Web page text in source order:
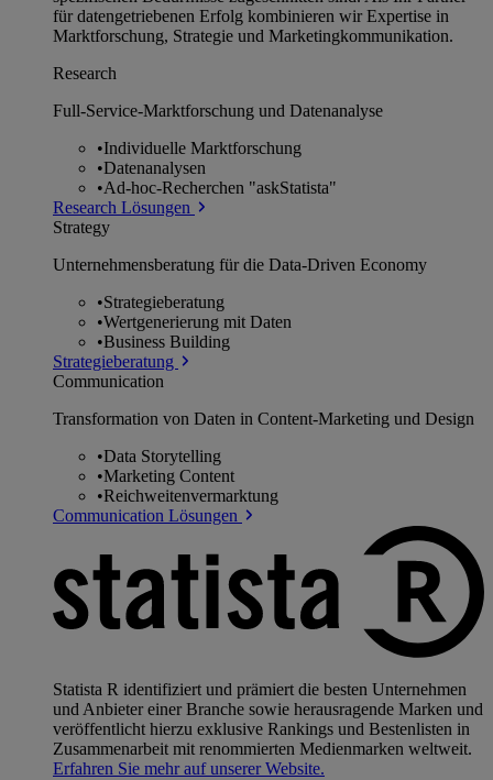
für datengetriebenen Erfolg kombinieren wir Expertise in
Marktforschung, Strategie und Marketingkommunikation.
Research
Full-Service-Marktforschung und Datenanalyse
•Individuelle Marktforschung
•Datenanalysen
•Ad-hoc-Recherchen "askStatista"
Research Lösungen
Strategy
Unternehmens­beratung für die Data-Driven Economy
•Strategieberatung
•Wertgenerierung mit Daten
•Business Building
Strategieberatung
Communication
Transformation von Daten in Content-Marketing und Design
•Data Storytelling
•Marketing Content
•Reichweitenvermarktung
Communication Lösungen
Statista R identifiziert und prämiert die besten Unternehmen
und Anbieter einer Branche sowie herausragende Marken und
veröffentlicht hierzu exklusive Rankings und Bestenlisten in
Zusammenarbeit mit renommierten Medienmarken weltweit.
Erfahren Sie mehr auf unserer Website.